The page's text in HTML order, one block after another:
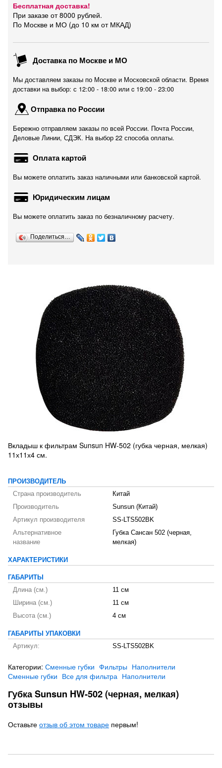
Бесплатная доставка!
При заказе от 8000 рублей.
По Москве и МО (до 10 км от МКАД)
Доставка по Москве и МО
Мы доставляем заказы по Москве и Московской области. Время
доставки на выбор: с 12:00 - 18:00 или c 19:00 - 23:00
Отправка по России
Бережно отправляем заказы по всей России. Почта России,
Деловые Линии, СДЭК. На выбор 22 способа оплаты.
Оплата картой
Вы можете оплатить заказ наличными или банковской картой.
Юридическим лицам
Вы можете оплатить заказ по безналичному расчету.
Поделиться…
Вкладыш к фильтрам Sunsun HW-502 (губка черная, мелкая)
11х11х4 см.
ПРОИЗВОДИТЕЛЬ
Страна производитель
Китай
Производитель
Sunsun (Китай)
Артикул производителя
SS-LTS502BK
Альтернативное
название
Губка Сансан 502 (черная,
мелкая)
ХАРАКТЕРИСТИКИ
ГАБАРИТЫ
Длина (см.)
11 см
Ширина (см.)
11 см
Высота (см.)
4 см
ГАБАРИТЫ УПАКОВКИ
Артикул:
SS-LTS502BK
Категории: Сменные губки Фильтры Наполнители
Сменные губки Все для фильтра Наполнители
Губка Sunsun HW-502 (черная, мелкая)
отзывы
Оставьте отзыв об этом товаре первым!